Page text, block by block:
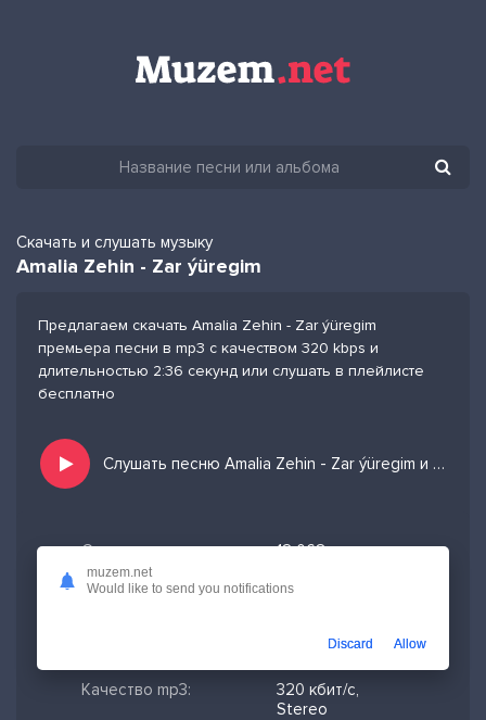
Скачать и слушать музыку
Amalia Zehin - Zar ýüregim
Предлагаем скачать Amalia Zehin - Zar ýüregim
премьера песни в mp3 с качеством 320 kbps и
длительностью 2:36 секунд или слушать в плейлисте
бесплатно
Слушать песню Amalia Zehin - Zar ýüregim и добавить в избранных
Скачано:
12 068
Формат:
MP3
5.97 МБ
Качество mp3:
320 кбит/с,
Stereo
muzem.net
Would like to send you notifications
Discard Allow